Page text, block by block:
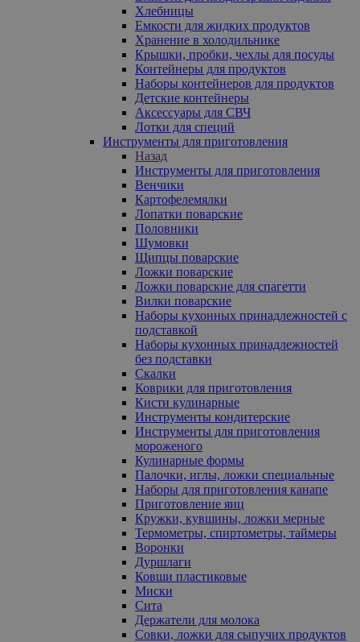
Хлебницы
Емкости для жидких продуктов
Хранение в холодильнике
Крышки, пробки, чехлы для посуды
Контейнеры для продуктов
Наборы контейнеров для продуктов
Детские контейнеры
Аксессуары для СВЧ
Лотки для специй
Инструменты для приготовления
Назад
Инструменты для приготовления
Венчики
Картофелемялки
Лопатки поварские
Половники
Шумовки
Щипцы поварские
Ложки поварские
Ложки поварские для спагетти
Вилки поварские
Наборы кухонных принадлежностей с
подставкой
Наборы кухонных принадлежностей
без подставки
Скалки
Коврики для приготовления
Кисти кулинарные
Инструменты кондитерские
Инструменты для приготовления
мороженого
Кулинарные формы
Палочки, иглы, ложки специальные
Наборы для приготовления канапе
Приготовление яиц
Кружки, кувшины, ложки мерные
Термометры, спиртометры, таймеры
Воронки
Дуршлаги
Ковши пластиковые
Миски
Сита
Держатели для молока
Совки, ложки для сыпучих продуктов